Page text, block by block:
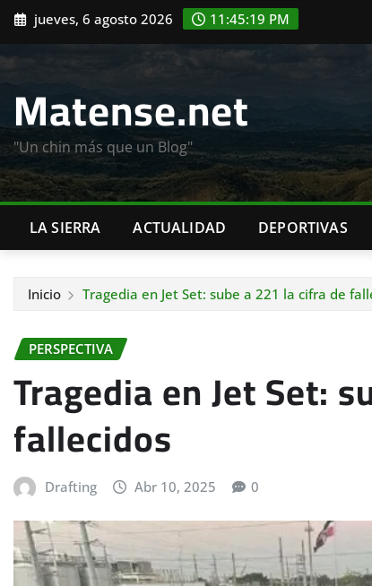
Saltar
contenido
jueves, 6 agosto 2026 11:45:20 PM
Matense.net
"Un chin más que un Blog"
LA SIERRA ACTUALIDAD DEPORTIVAS
Inicio Tragedia en Jet Set: sube a 221 la cifra de
PERSPECTIVA
Tragedia en Jet Set:
fallecidos
Drafting Abr 10, 2025 0